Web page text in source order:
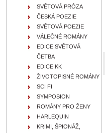
SVĚTOVÁ PRÓZA
ČESKÁ POEZIE
SVĚTOVÁ POEZIE
VÁLEČNÉ ROMÁNY
EDICE SVĚTOVÁ
ČETBA
EDICE KK
ŽIVOTOPISNÉ ROMÁNY
SCI FI
SYMPOSION
ROMÁNY PRO ŽENY
HARLEQUIN
KRIMI, ŠPIONÁŽ,